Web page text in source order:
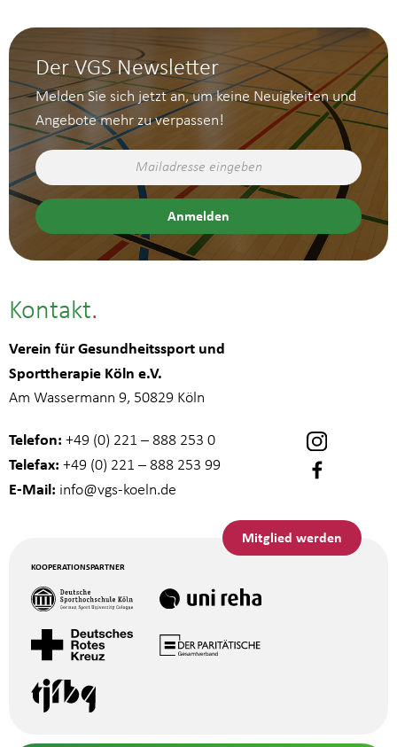
Der VGS Newsletter
Melden Sie sich jetzt an, um keine Neuigkeiten und
Angebote mehr zu verpassen!
Kontakt
Verein für Gesundheitssport und
Sporttherapie Köln e.V.
Am Wassermann 9, 50829 Köln
Telefon: +49 (0) 221 – 888 253 0
Telefax: +49 (0) 221 – 888 253 99
E-Mail: info@vgs-koeln.de
Mitglied werden
KOOPERATIONSPARTNER